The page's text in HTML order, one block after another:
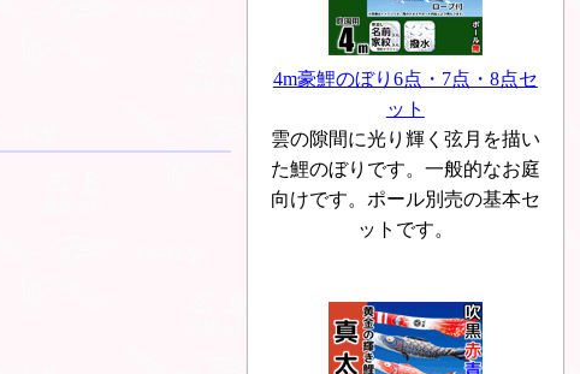
4m豪鯉のぼり6点・7点・8点セ
ット
雲の隙間に光り輝く弦月を描い
た鯉のぼりです。一般的なお庭
向けです。ポール別売の基本セ
ットです。